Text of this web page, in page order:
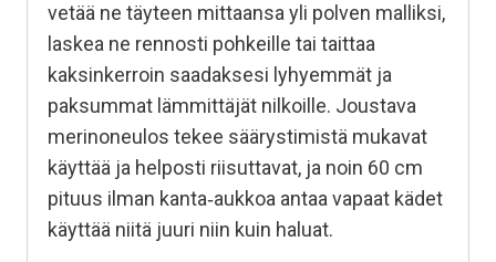
vetää ne täyteen mittaansa yli polven malliksi,
laskea ne rennosti pohkeille tai taittaa
kaksinkerroin saadaksesi lyhyemmät ja
paksummat lämmittäjät nilkoille. Joustava
merinoneulos tekee säärystimistä mukavat
käyttää ja helposti riisuttavat, ja noin 60 cm
pituus ilman kanta‑aukkoa antaa vapaat kädet
käyttää niitä juuri niin kuin haluat.